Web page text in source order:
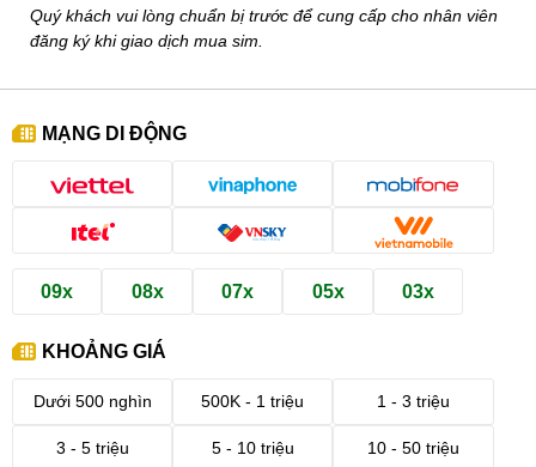
Quý khách vui lòng chuẩn bị trước để cung cấp cho nhân viên
đăng ký khi giao dịch mua sim.
MẠNG DI ĐỘNG
09x 08x 07x 05x 03x
KHOẢNG GIÁ
Dưới 500 nghìn 500K - 1 triệu 1 - 3 triệu
3 - 5 triệu 5 - 10 triệu 10 - 50 triệu